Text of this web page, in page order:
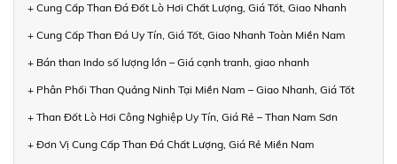
+ Cung Cấp Than Đá Đốt Lò Hơi Chất Lượng, Giá Tốt, Giao Nhanh
+ Cung Cấp Than Đá Uy Tín, Giá Tốt, Giao Nhanh Toàn Miền Nam
+ Bán than Indo số lượng lớn – Giá cạnh tranh, giao nhanh
+ Phân Phối Than Quảng Ninh Tại Miền Nam – Giao Nhanh, Giá Tốt
+ Than Đốt Lò Hơi Công Nghiệp Uy Tín, Giá Rẻ – Than Nam Sơn
+ Đơn Vị Cung Cấp Than Đá Chất Lượng, Giá Rẻ Miền Nam